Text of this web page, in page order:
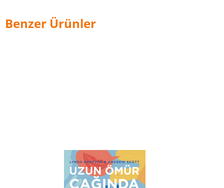
Benzer Ürünler